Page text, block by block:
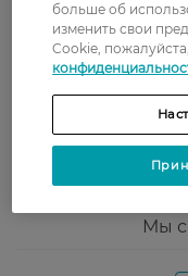
Алиса
20 июля, 2021
19 июня, 2021
Мы с
больше об
изменить свои
Cookie,